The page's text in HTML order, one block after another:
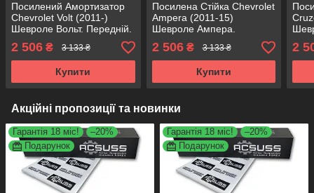
Посилений Амортизатор
Chevrolet Volt (2011-)
Шевроле Вольт. Передній.
Лівий. 317586 , 22-232496
KOREA Аксусс!
2 506 ₴ 3 133 ₴
Купити
Посилена Стійка Chevrolet
Ampera (2011-15)
Шевроле Ампера.
Передня. Права. 317587 ,
22-232502 KOREA Аксусс!
2 506₴ 3 133 ₴
Купити
22-
2
Акційні пропозиції та новинки
Гарантія 18 міс!
–20%
Подарунок
Гарантія 18 міс!
–20%
Подарунок